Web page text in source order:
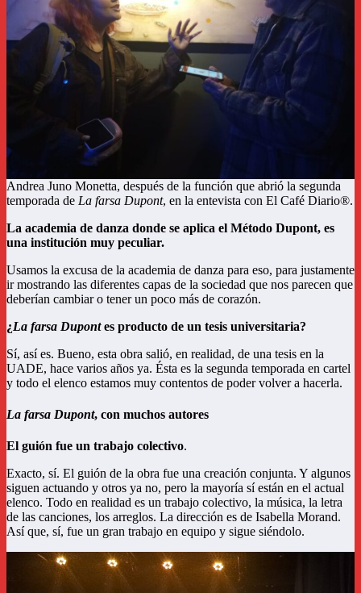
Andrea Juno Monetta, después de la función que abrió la segunda
temporada de La farsa Dupont, en la entevista con El Café Diario®.
La academia de danza donde se aplica el Método Dupont, es
una institución muy peculiar.
Usamos la excusa de la academia de danza para eso, para justamente
ir mostrando las diferentes capas de la sociedad que nos parecen que
deberían cambiar o tener un poco más de corazón.
¿La farsa Dupontes producto de un tesis universitaria?
Sí, así es. Bueno, esta obra salió, en realidad, de una tesis en la
UADE, hace varios años ya. Ésta es la segunda temporada en cartel
y todo el elenco estamos muy contentos de poder volver a hacerla.
La farsa Dupont, con muchos autores
El guión fue un trabajo colectivo.
Exacto, sí. El guión de la obra fue una creación conjunta. Y algunos
siguen actuando y otros ya no, pero la mayoría sí están en el actual
elenco. Todo en realidad es un trabajo colectivo, la música, la letra
de las canciones, los arreglos. La dirección es de Isabella Morand.
Así que, sí, fue un gran trabajo en equipo y sigue siéndolo.